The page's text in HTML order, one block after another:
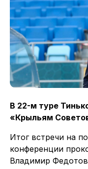
В 22-м туре
«Крыльям
Итог встречи на
конференции
Владимир